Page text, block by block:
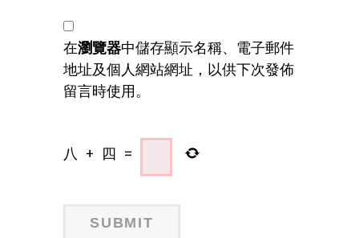
在瀏覽器中儲存顯示名稱、電子郵件
地址及個人網站網址，以供下次發佈
留言時使用。
八 + 四 =